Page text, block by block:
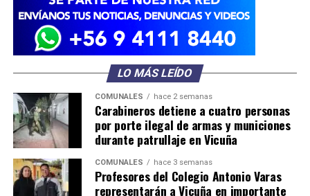
LO MÁS LEÍDO
COMUNALES hace 2 semanas
Carabineros detiene a cuatro personas
por porte ilegal de armas y municiones
durante patrullaje en Vicuña
COMUNALES hace 3 semanas
Profesores del Colegio Antonio Varas
representarán a Vicuña en importante